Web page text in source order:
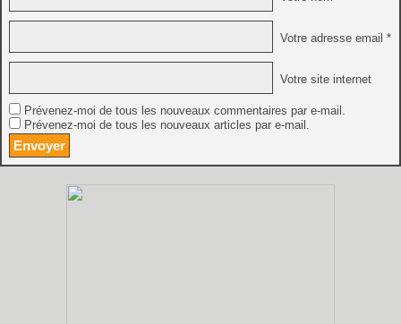
Votre adresse email *
Votre site internet
Prévenez-moi de tous les nouveaux commentaires par e-mail.
Prévenez-moi de tous les nouveaux articles par e-mail.